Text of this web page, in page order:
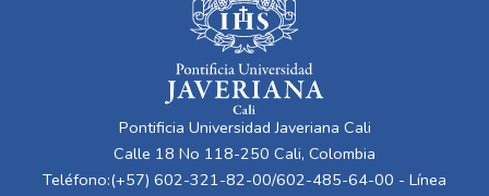
Pontificia Universidad Javeriana Cali
Calle 18 No 118-250 Cali, Colombia
Teléfono:(+57) 602-321-82-00/602-485-64-00 - Línea